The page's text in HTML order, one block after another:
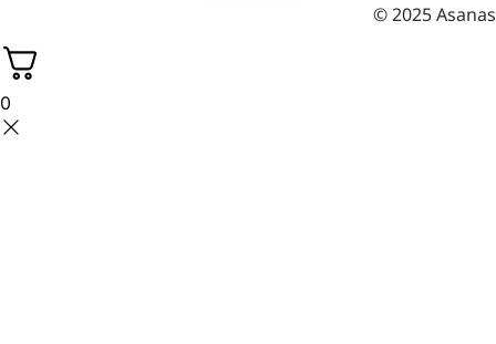
© 2025 Asanas
0